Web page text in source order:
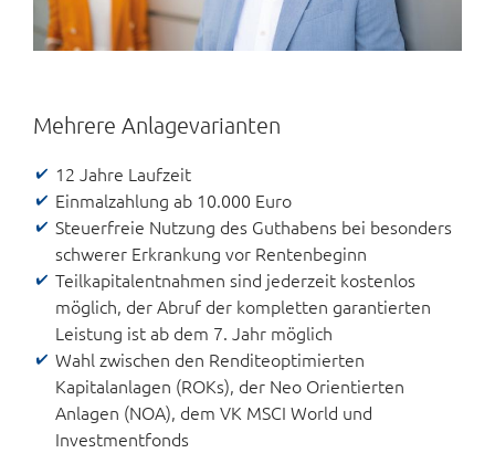
Mehrere Anlagevarianten
12 Jahre Laufzeit
Einmalzahlung ab 10.000 Euro
Steuerfreie Nutzung des Guthabens bei besonders
schwerer Erkrankung vor Rentenbeginn
Teilkapitalentnahmen sind jederzeit kostenlos
möglich, der Abruf der kompletten garantierten
Leistung ist ab dem 7. Jahr möglich
Wahl zwischen den Renditeoptimierten
Kapitalanlagen (ROKs), der Neo Orientierten
Anlagen (NOA), dem VK MSCI World und
Investmentfonds